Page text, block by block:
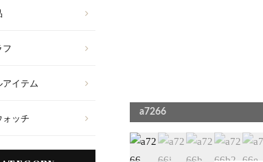
フ
アイテム
ォッチ
a7266